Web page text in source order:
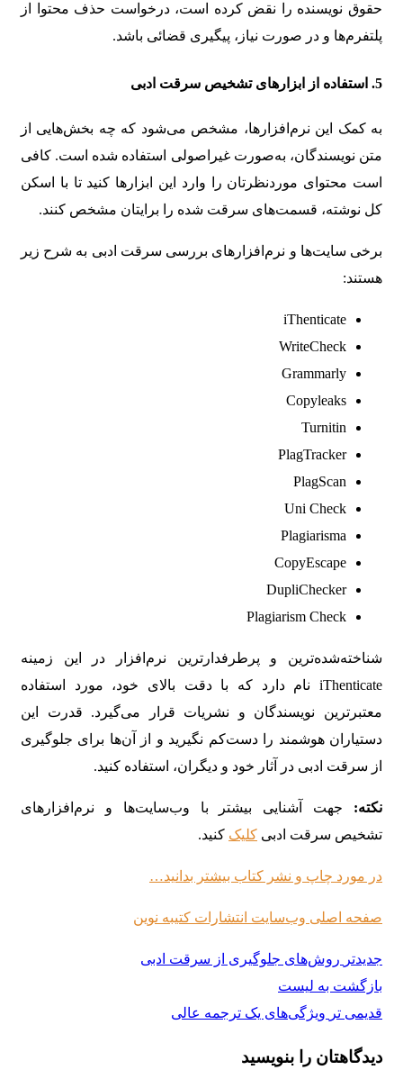
حقوق نویسنده را نقض کرده است، درخواست حذف محتوا از
پلتفرم‌ها و در صورت نیاز، پیگیری قضائی باشد.
5. استفاده از ابزارهای تشخیص سرقت ادبی
به کمک این نرم‌افزارها، مشخص می‌شود که چه بخش‌هایی از
متن نویسندگان، به‌صورت غیراصولی استفاده شده است. کافی
است محتوای موردنظرتان را وارد این ابزارها کنید تا با اسکن
کل نوشته، قسمت‌های سرقت شده را برایتان مشخص کنند.
برخی سایت‌ها و نرم‌افزارهای بررسی سرقت ادبی به شرح زیر
هستند:
iThenticate
WriteCheck
Grammarly
Copyleaks
Turnitin
PlagTracker
PlagScan
Uni Check
Plagiarisma
CopyEscape
DupliChecker
Plagiarism Check
شناخته‌شده‌ترین و پرطرفدارترین نرم‌افزار در این زمینه
iThenticate نام دارد که با دقت بالای خود، مورد استفاده
معتبرترین نویسندگان و نشریات قرار می‌گیرد. قدرت این
دستیاران هوشمند را دست‌کم نگیرید و از آن‌ها برای جلوگیری
از سرقت ادبی در آثار خود و دیگران، استفاده کنید.
نکته: جهت آشنایی بیشتر با وب‌سایت‌ها و نرم‌افزارهای
تشخیص سرقت ادبی کلیک کنید.
در مورد چاپ و نشر کتاب بیشتر بدانید…
صفحه اصلی وب‌سایت انتشارات کتیبه نوین
جدیدتر روش‌های جلوگیری از سرقت ادبی
بازگشت به لیست
قدیمی تر ویژگی‌های یک ترجمه عالی
دیدگاهتان را بنویسید